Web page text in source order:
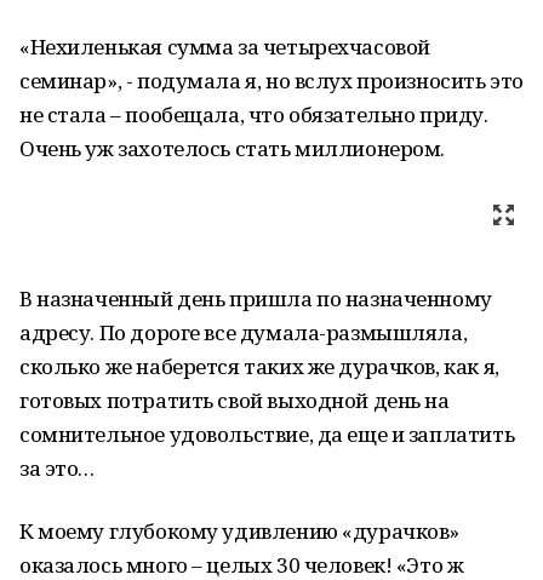
«Нехиленькая сумма за четырехчасовой
семинар», - подумала я, но вслух произносить это
не стала – пообещала, что обязательно приду.
Очень уж захотелось стать миллионером.
В назначенный день пришла по назначенному
адресу. По дороге все думала-размышляла,
сколько же наберется таких же дурачков, как я,
готовых потратить свой выходной день на
сомнительное удовольствие, да еще и заплатить
за это…
К моему глубокому удивлению «дурачков»
оказалось много – целых 30 человек! «Это ж